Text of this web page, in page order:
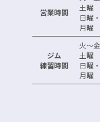
営業時間
土
日曜
月
ジム
練習時間
火～
土
日曜
月